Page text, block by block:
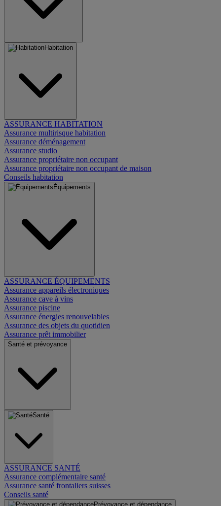
Habitation
ASSURANCE HABITATION
Assurance multirisque habitation
Assurance déménagement
Assurance studio
Assurance propriétaire non occupant
Assurance propriétaire non occupant de maison
Conseils habitation
Équipements
ASSURANCE ÉQUIPEMENTS
Assurance appareils électroniques
Assurance cave à vins
Assurance piscine
Assurance énergies renouvelables
Assurance des objets du quotidien
Assurance prêt immobilier
Santé et prévoyance
Santé
ASSURANCE SANTÉ
Assurance complémentaire santé
Assurance santé frontaliers suisses
Conseils santé
Prévoyance et dépendance